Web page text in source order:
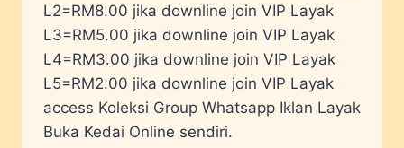
L2=RM8.00 jika downline join VIP Layak
L3=RM5.00 jika downline join VIP Layak
L4=RM3.00 jika downline join VIP Layak
L5=RM2.00 jika downline join VIP Layak
access Koleksi Group Whatsapp Iklan Layak
Buka Kedai Online sendiri.